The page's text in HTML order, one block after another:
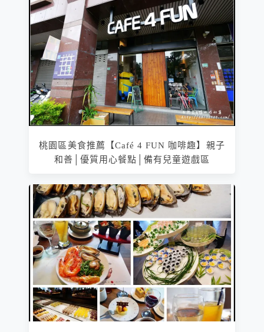
桃園區美食推薦【Café 4 FUN 咖啡趣】親子
和善│優質用心餐點│備有兒童遊戲區